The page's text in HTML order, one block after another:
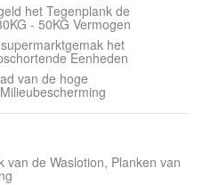
het Tegenplank de
- 50KG Vermogen
het
Eenheden
van de hoge
van de Waslotion, Planken van